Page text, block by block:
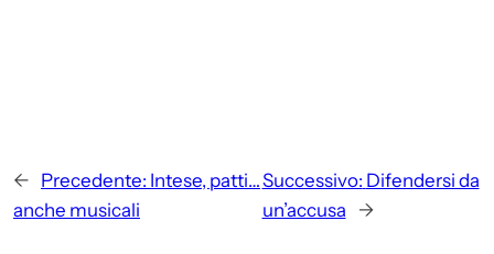
← Precedente: Intese, patti…
anche musicali
Successivo: Difendersi da
un’accusa
→